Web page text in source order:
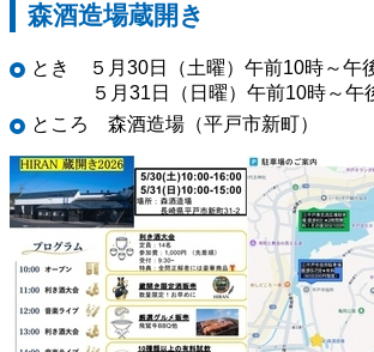
森酒造場蔵開き
とき ５月30日（土曜）午前10時～午
５月31日（日曜）午前10時～午
ところ 森酒造場（平戸市新町）